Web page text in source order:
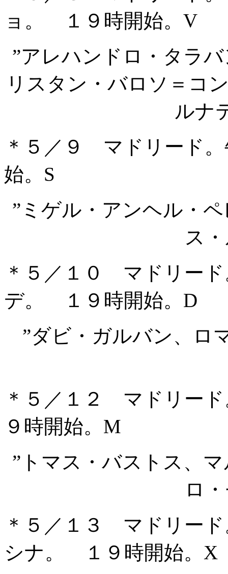
ョ。 １９時開始。V
”アレハンドロ・タラ
リスタン・バロソ＝コ
ルナ
＊５／９ マドリード
始。S
”ミゲル・アンヘル・
ス
＊５／１０ マドリー
デ。 １９時開始。D
”ダビ・ガルバン、ロ
＊５／１２ マドリー
９時開始。M
”トマス・バストス、
ロ
＊５／１３ マドリー
シナ。 １９時開始。X